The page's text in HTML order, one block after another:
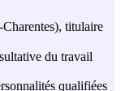
titulaire
du travail
qualifiées